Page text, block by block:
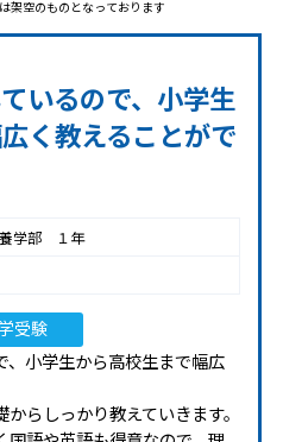
架空のものとなっております
いるので、小学生
く教えることがで
学部 １年
受験
、小学生から高校生まで幅広
らしっかり教えていきます。